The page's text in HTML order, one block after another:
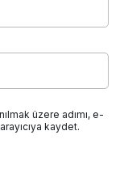
üzere adımı, e-
kaydet.